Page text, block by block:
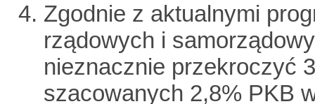
Zgodnie z aktualnymi
rządowych i
nieznacznie przekroczyć
szacowanych 2,8% PKB